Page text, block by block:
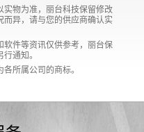
实物为准，丽台科技保留修改
而异，请与您的供应商确认实
软件等资讯仅供参考，丽台保
通知。
所属公司的商标。